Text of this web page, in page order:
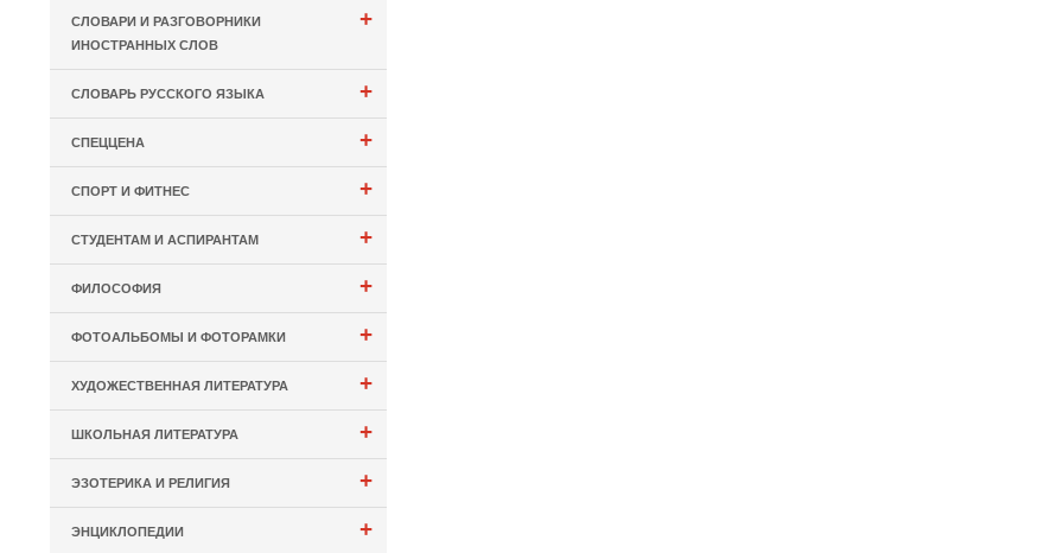
+
СЛОВАРИ И РАЗГОВОРНИКИ
ИНОСТРАННЫХ СЛОВ
+
СЛОВАРЬ РУССКОГО ЯЗЫКА
+
СПЕЦЦЕНА
+
СПОРТ И ФИТНЕС
+
СТУДЕНТАМ И АСПИРАНТАМ
+
ФИЛОСОФИЯ
+
ФОТОАЛЬБОМЫ И ФОТОРАМКИ
+
ХУДОЖЕСТВЕННАЯ ЛИТЕРАТУРА
+
ШКОЛЬНАЯ ЛИТЕРАТУРА
+
ЭЗОТЕРИКА И РЕЛИГИЯ
+
ЭНЦИКЛОПЕДИИ